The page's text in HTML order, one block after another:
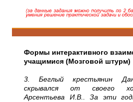
Формы интерактивного
учащимися (Мозговой штурм)
3. Беглый крестьянин
скрывался от своего
Арсентьева И.В.. За эти